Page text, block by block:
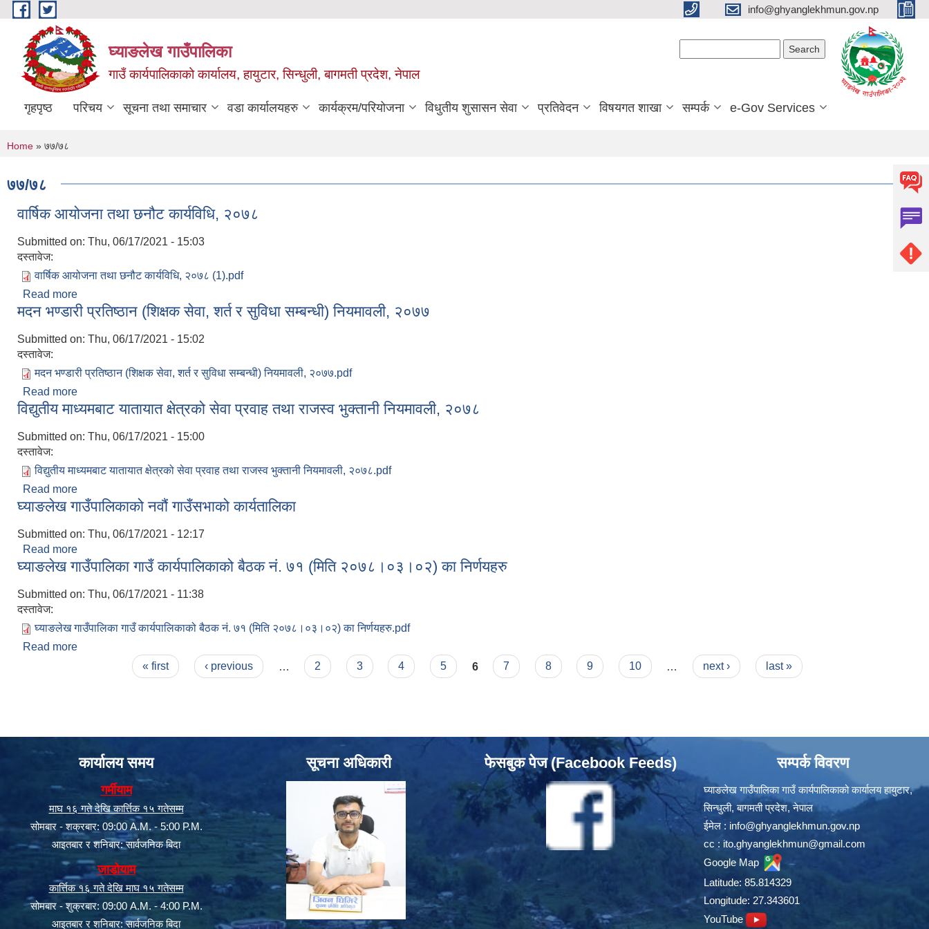
Skip to main content info@ghyanglekhmun.gov.np
घ्याङलेख गाउँपालिका
गाउँ कार्यपालिकाको कार्यालय, हायुटार, सिन्धुली, बागमती प्रदेश, नेपाल
गृहपृष्ठ परिचय सूचना तथा समाचार वडा कार्यालयहरु कार्यक्रम/परियोजना विधुतीय शुसासन सेवा प्रतिवेदन विषयगत शाखा सम्पर्क e-Gov Services
You are here
Home » ७७/७८
७७/७८
वार्षिक आयोजना तथा छनौट कार्यविधि, २०७८
Submitted on: Thu, 06/17/2021 - 15:03
दस्तावेज:
वार्षिक आयोजना तथा छनौट कार्यविधि, २०७८ (1).pdf
Read more
मदन भण्डारी प्रतिष्ठान (शिक्षक सेवा, शर्त र सुविधा सम्बन्धी) नियमावली, २०७७
Submitted on: Thu, 06/17/2021 - 15:02
दस्तावेज:
मदन भण्डारी प्रतिष्ठान (शिक्षक सेवा, शर्त र सुविधा सम्बन्धी) नियमावली, २०७७.pdf
Read more
विद्युतीय माध्यमबाट यातायात क्षेत्रको सेवा प्रवाह तथा राजस्व भुक्तानी नियमावली, २०७८
Submitted on: Thu, 06/17/2021 - 15:00
दस्तावेज:
विद्युतीय माध्यमबाट यातायात क्षेत्रको सेवा प्रवाह तथा राजस्व भुक्तानी नियमावली, २०७८.pdf
Read more
घ्याङलेख गाउँपालिकाको नवौं गाउँसभाको कार्यतालिका
Submitted on: Thu, 06/17/2021 - 12:17
Read more
घ्याङलेख गाउँपालिका गाउँ कार्यपालिकाको बैठक नं. ७१ (मिति २०७८।०३।०२) का निर्णयहरु
Submitted on: Thu, 06/17/2021 - 11:38
दस्तावेज:
घ्याङलेख गाउँपालिका गाउँ कार्यपालिकाको बैठक नं. ७१ (मिति २०७८।०३।०२) का निर्णयहरु.pdf
Read more
« first ‹ previous 2 3 4 5 6 7 8 9 10 next › last »
कार्यालय समय
गर्मीयाम
माघ १६ गते देखि कार्त्तिक १५ गतेसम्म
सोमबार - शक्रबार: 09:00 A.M. - 5:00 P.M.
आइतबार र शनिबार: सार्वजनिक बिदा
जाडोयाम
कार्त्तिक १६ गते देखि माघ १५ गतेसम्म
सोमबार - शुक्रबार: 09:00 A.M. - 4:00 P.M.
आइतबार र शनिबार: सार्वजनिक बिदा
सूचना अधिकारी फेसबुक पेज (Facebook Feeds) सम्पर्क विवरण
घ्याङलेख गाउँपालिका गाउँ कार्यपालिकाको कार्यालय हायुटार,
सिन्धुली, बागमती प्रदेश, नेपाल
ईमेल : info@ghyanglekhmun.gov.np
cc : ito.ghyanglekhmun@gmail.com
Google Map
Latitude: 85.814329
Longitude: 27.343601
YouTube